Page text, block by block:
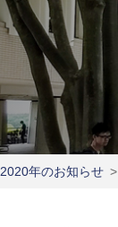
2020年のお知らせ >